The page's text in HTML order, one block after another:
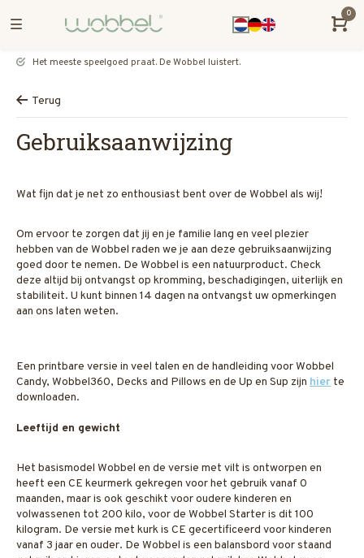
0
Het meeste speelgoed praat. De Wobbel luistert.
Terug
Gebruiksaanwijzing
Wat fijn dat je net zo enthousiast bent over de Wobbel als wij!
Om ervoor te zorgen dat jij en je familie lang en veel plezier
hebben van de Wobbel raden we je aan deze gebruiksaanwijzing
goed door te nemen. De Wobbel is een natuurproduct. Check
deze altijd bij ontvangst op kromming, beschadigingen, uiterlijk en
stabiliteit. U kunt binnen 14 dagen na ontvangst uw opmerkingen
aan ons laten weten.
Een printbare versie in veel talen en de handleiding voor Wobbel
Candy, Wobbel360, Decks and Pillows en de Up en Sup zijn hier te
downloaden.
Leeftijd en gewicht
Het basismodel Wobbel en de versie met vilt is ontworpen en
heeft een CE keurmerk gekregen voor het gebruik vanaf 0
maanden, maar is ook geschikt voor oudere kinderen en
volwassenen tot 200 kilo, voor de Wobbel Starter is dit 100
kilogram. De versie met kurk is CE gecertificeerd voor kinderen
vanaf 3 jaar en ouder. De Wobbel is een balansbord voor staand